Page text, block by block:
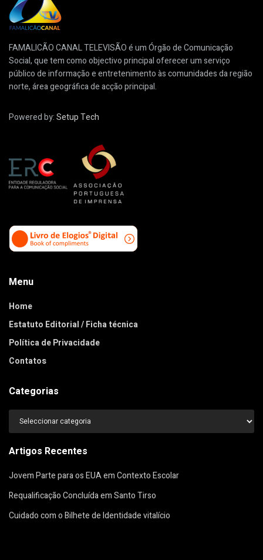
FAMALICÃO CANAL TELEVISÃO é um Órgão de Comunicação
Social, que tem como objectivo principal oferecer um serviço
público de informação e entretenimento às comunidades da região
norte, área geográfica de acção principal.
Powered by:Setup Tech
Menu
Home
Estatuto Editorial / Ficha técnica
Política de Privacidade
Contatos
Categorias
Categorias
Artigos Recentes
Jovem Parte para os EUA em Contexto Escolar
Requalificação Concluída em Santo Tirso
Cuidado com o Bilhete de Identidade vitalício